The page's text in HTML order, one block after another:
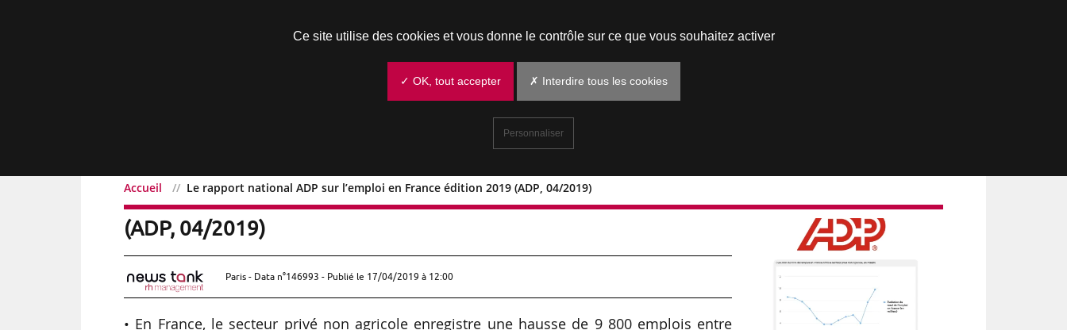
Accueil Le rapport national ADP sur l’emploi en France édition 2019 (ADP, 04/2019)
Le rapport national ADP sur l’emploi en France édition 2019
(ADP, 04/2019)
Paris - Data n°146993 - Publié le 17/04/2019 à 12:00
• En France, le secteur privé non agricole enregistre une hausse de 9 800 emplois entre
Ce site utilise des cookies et vous donne le contrôle sur ce que vous souhaitez activer
✓ OK, tout accepter ✗ Interdire tous les cookies
Personnaliser